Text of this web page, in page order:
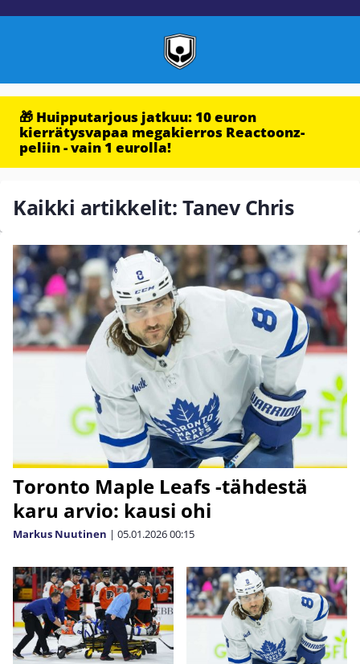
🎁 Huipputarjous jatkuu: 10 euron
kierrätysvapaa megakierros Reactoonz-
peliin - vain 1 eurolla!
Kaikki artikkelit: Tanev Chris
Toronto Maple Leafs -tähdestä
karu arvio: kausi ohi
Markus Nuutinen | 05.01.202600:15